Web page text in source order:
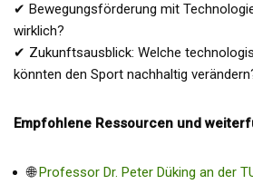
✔ Bewegungsförderung mit
wirklich?
✔ Zukunftsausblick: Welche
könnten den Sport nachhaltig
Empfohlene Ressourcen und
🌐Professor Dr. Peter Düking an der